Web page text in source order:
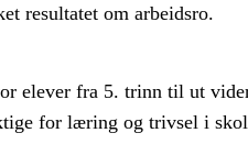
resultatet om arbeidsro.
elever fra 5. trinn til ut
for læring og trivsel i